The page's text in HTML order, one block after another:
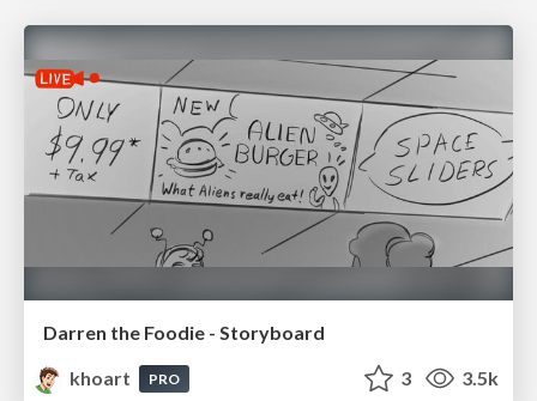
Darren the Foodie - Storyboard
khoart
PRO 3 3.5k